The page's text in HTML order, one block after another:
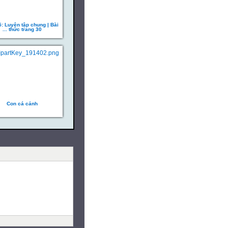
Luyện tập chung | Bài
... thức trang 30
Con cá cảnh